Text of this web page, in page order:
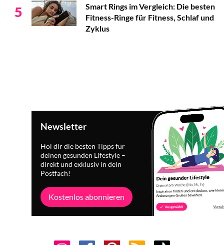
5
Smart Rings im Vergleich: Die besten
Fitness-Ringe für Fitness, Schlaf und
Zyklus
Newsletter
Hol dir die besten Tipps für
deinen gesunden Lifestyle –
direkt und exklusiv in dein
Postfach!
Kostenlos abonnieren